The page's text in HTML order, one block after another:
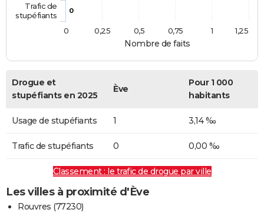
Nombre de faits
0
Trafic de
stupéfiants
0
1
0,25 0,5 0,75 1,25
Drogue et
stupéfiants en 2025
Ève
Pour 1 000
habitants
Usage de stupéfiants 1 3,14 ‰
Trafic de stupéfiants 0 0,00 ‰
Classement : le trafic de drogue par ville
Les villes à proximité d'Ève
Rouvres (77230)